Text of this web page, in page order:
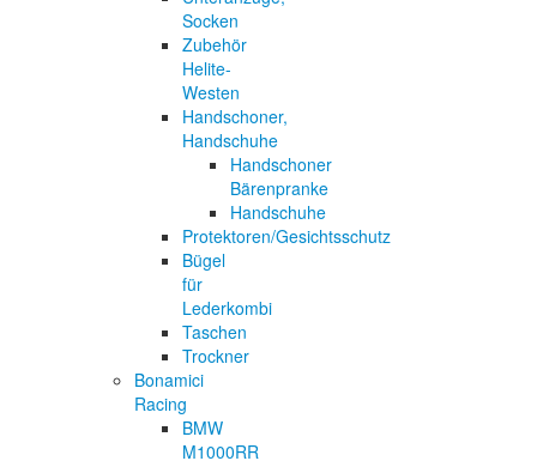
Socken
Zubehör
Helite-
Westen
Handschoner,
Handschuhe
Handschoner
Bärenpranke
Handschuhe
Protektoren/Gesichtsschutz
Bügel
für
Lederkombi
Taschen
Trockner
Bonamici
Racing
BMW
M1000RR